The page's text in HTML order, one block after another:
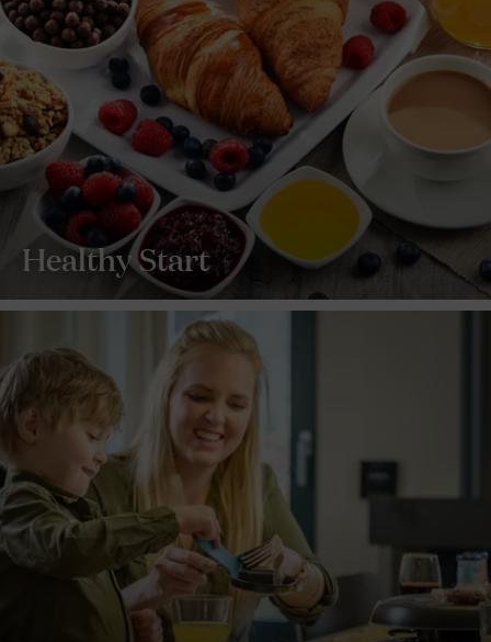
Healthy Start